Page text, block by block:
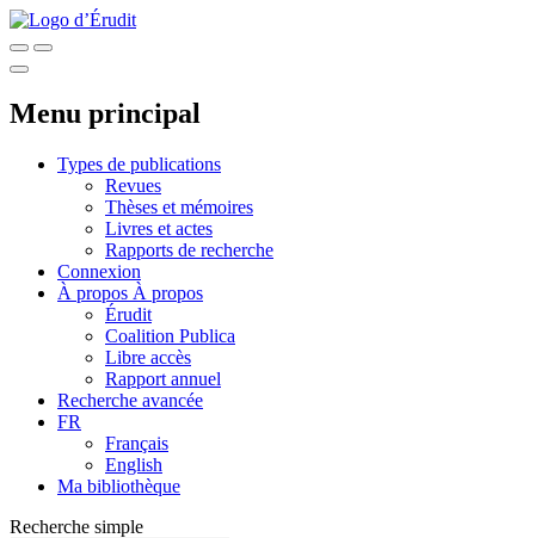
Menu principal
Types de publications
Revues
Thèses et mémoires
Livres et actes
Rapports de recherche
Connexion
À propos À propos
Érudit
Coalition Publica
Libre accès
Rapport annuel
Recherche avancée
FR
Français
English
Ma bibliothèque
Recherche simple